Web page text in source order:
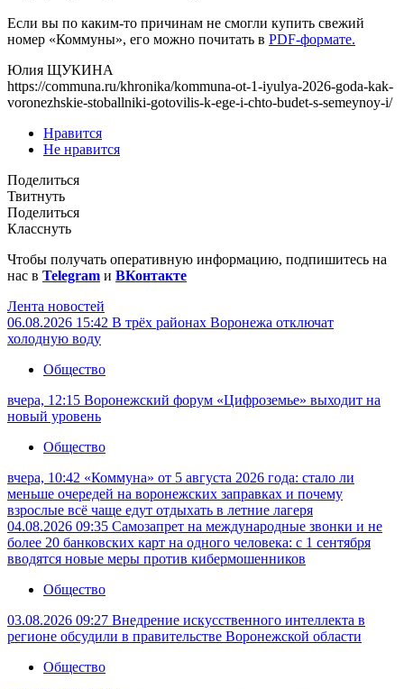
Если вы по каким-то причинам не смогли купить свежий
номер «Коммуны», его можно почитать в PDF-формате.
Юлия ЩУКИНА
https://communa.ru/khronika/kommuna-ot-1-iyulya-2026-goda-kak-
voronezhskie-stoballniki-gotovilis-k-ege-i-chto-budet-s-semeynoy-i/
Нравится
Не нравится
Поделиться
Твитнуть
Поделиться
Класснуть
Чтобы получать оперативную информацию, подпишитесь на
нас в Telegram и ВКонтакте
Лента новостей
06.08.2026 15:42 В трёх районах Воронежа отключат
холодную воду
Общество
вчера, 12:15 Воронежский форум «Цифроземье» выходит на
новый уровень
Общество
вчера, 10:42 «Коммуна» от 5 августа 2026 года: стало ли
меньше очередей на воронежских заправках и почему
взрослые всё чаще едут отдыхать в летние лагеря
04.08.2026 09:35 Самозапрет на международные звонки и не
более 20 банковских карт на одного человека: с 1 сентября
вводятся новые меры против кибермошенников
Общество
03.08.2026 09:27 Внедрение искусственного интеллекта в
регионе обсудили в правительстве Воронежской области
Общество